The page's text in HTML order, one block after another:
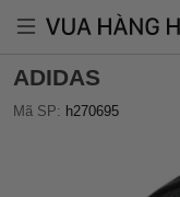
ADIDAS
Mã SP: h270695